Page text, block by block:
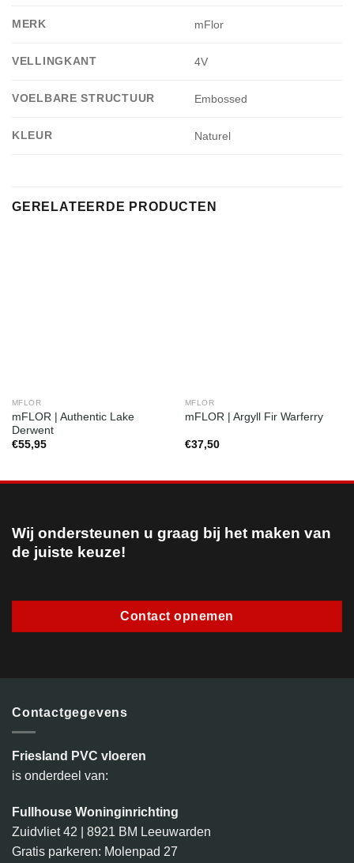
MERK mFlor
VELLINGKANT 4V
VOELBARE STRUCTUUR Embossed
KLEUR Naturel
GERELATEERDE PRODUCTEN
MFLOR
mFLOR | Authentic Lake
Derwent
€55,95
MFLOR
mFLOR | Argyll Fir Warferry
€37,50
Wij ondersteunen u graag bij het maken van
de juiste keuze!
Contact opnemen
Contactgegevens
Friesland PVC vloeren
is onderdeel van:
Fullhouse Woninginrichting
Zuidvliet 42 | 8921 BM Leeuwarden
Gratis parkeren: Molenpad 27